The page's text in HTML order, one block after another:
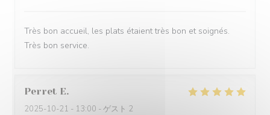
Très bon accueil, les plats étaient très bon et soignés.
Très bon service.
Perret E
2025-10-21 - 13:00 - ゲスト 2